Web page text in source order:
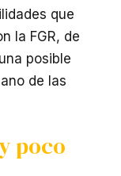
que
la FGR, de
posible
de las
poco